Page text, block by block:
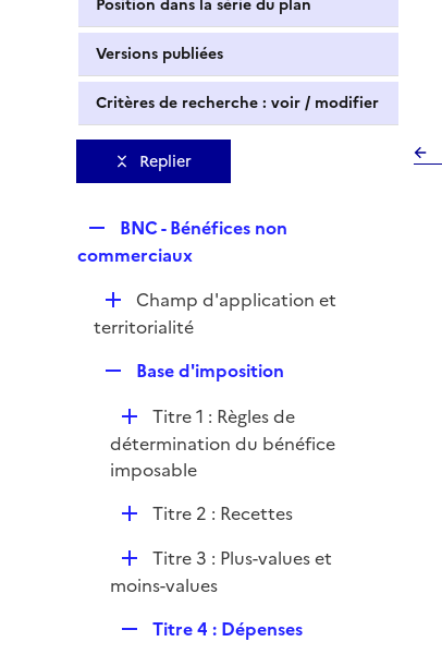
Position dans la série du plan
Versions publiées
Critères de recherche : voir / modifier
Replier
e
l
i
BNC - Bénéfices non
commerciaux
D
é
i
e
r
Champ d'application et
territorialité
p
l
i
e
r
Base d'imposition
D
é
p
Titre 1 : Règles de
détermination du bénéfice
imposable
D
l
Titre 2 : Recettes
D
é
Titre 3 : Plus-values et
moins-values
Titre 4 : Dépenses